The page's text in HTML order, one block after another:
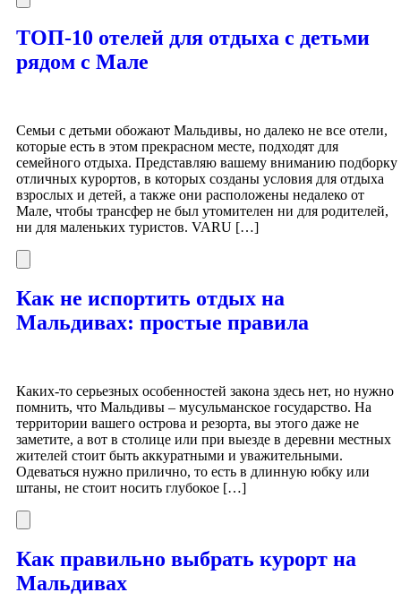
ТОП-10 отелей для отдыха с детьми
рядом с Мале
Семьи с детьми обожают Мальдивы, но далеко не все отели,
которые есть в этом прекрасном месте, подходят для
семейного отдыха. Представляю вашему вниманию подборку
отличных курортов, в которых созданы условия для отдыха
взрослых и детей, а также они расположены недалеко от
Мале, чтобы трансфер не был утомителен ни для родителей,
ни для маленьких туристов. VARU […]
Как не испортить отдых на
Мальдивах: простые правила
Каких-то серьезных особенностей закона здесь нет, но нужно
помнить, что Мальдивы – мусульманское государство. На
территории вашего острова и резорта, вы этого даже не
заметите, а вот в столице или при выезде в деревни местных
жителей стоит быть аккуратными и уважительными.
Одеваться нужно прилично, то есть в длинную юбку или
штаны, не стоит носить глубокое […]
Как правильно выбрать курорт на
Мальдивах